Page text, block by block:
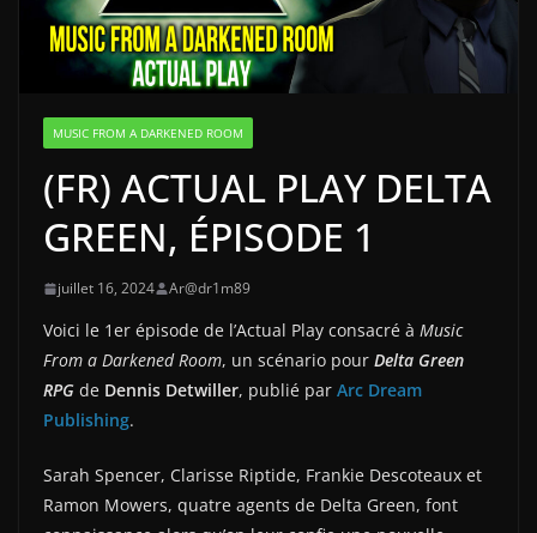
MUSIC FROM A DARKENED ROOM
(FR) ACTUAL PLAY DELTA
GREEN, ÉPISODE 1
juillet 16, 2024 Ar@dr1m89
Voici le 1er épisode de l’Actual Play consacré à Music
From a Darkened Room, un scénario pour Delta Green
RPG de Dennis Detwiller, publié par Arc Dream
Publishing.
Sarah Spencer, Clarisse Riptide, Frankie Descoteaux et
Ramon Mowers, quatre agents de Delta Green, font